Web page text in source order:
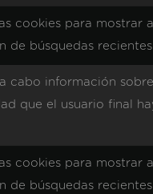
cookies para mostrar
de búsquedas
cabo información
que el usuario final
cookies para mostrar
de búsquedas